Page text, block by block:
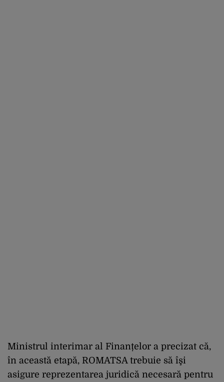
Ministrul interimar al Finanțelor a precizat că,
în această etapă, ROMATSA trebuie să îşi
asigure reprezentarea juridică necesară pentru